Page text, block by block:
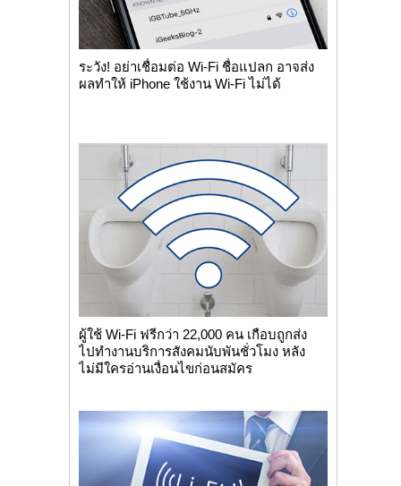
ระวัง! อย่าเชื่อมต่อ Wi-Fi ชื่อแปลก อาจส่ง
ผลทำให้ iPhone ใช้งาน Wi-Fi ไม่ได้
ผู้ใช้ Wi-Fi ฟรีกว่า 22,000 คน เกือบถูกส่ง
ไปทำงานบริการสังคมนับพันชั่วโมง หลัง
ไม่มีใครอ่านเงื่อนไขก่อนสมัคร